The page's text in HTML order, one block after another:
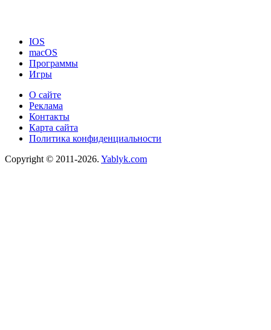
IOS
macOS
Программы
Игры
О сайте
Реклама
Контакты
Карта сайта
Политика конфиденциальности
Copyright © 2011-2026. Yablyk.сom